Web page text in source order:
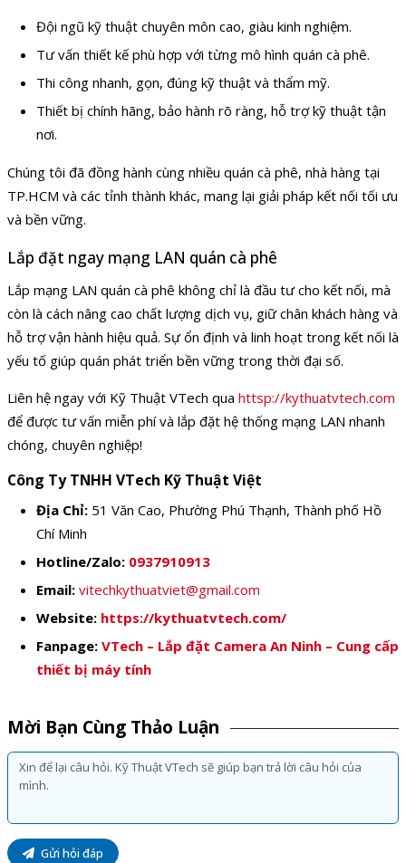
Đội ngũ kỹ thuật chuyên môn cao, giàu kinh nghiệm.
Tư vấn thiết kế phù hợp với từng mô hình quán cà phê.
Thi công nhanh, gọn, đúng kỹ thuật và thẩm mỹ.
Thiết bị chính hãng, bảo hành rõ ràng, hỗ trợ kỹ thuật tận
nơi.
Chúng tôi đã đồng hành cùng nhiều quán cà phê, nhà hàng tại
TP.HCM và các tỉnh thành khác, mang lại giải pháp kết nối tối ưu
và bền vững.
Lắp đặt ngay mạng LAN quán cà phê
Lắp mạng LAN quán cà phê không chỉ là đầu tư cho kết nối, mà
còn là cách nâng cao chất lượng dịch vụ, giữ chân khách hàng và
hỗ trợ vận hành hiệu quả. Sự ổn định và linh hoạt trong kết nối là
yếu tố giúp quán phát triển bền vững trong thời đại số.
Liên hệ ngay với Kỹ Thuật VTech qua httsp://kythuatvtech.com
để được tư vấn miễn phí và lắp đặt hệ thống mạng LAN nhanh
chóng, chuyên nghiệp!
Công Ty TNHH VTech Kỹ Thuật Việt
Địa Chỉ: 51 Văn Cao, Phường Phú Thạnh, Thành phố Hồ
Chí Minh
Hotline/Zalo: 0937910913
Email: vitechkythuatviet@gmail.com
Website: https://kythuatvtech.com/
Fanpage: VTech – Lắp đặt Camera An Ninh – Cung cấp
thiết bị máy tính
Mời Bạn Cùng Thảo Luận
Gửi hỏi đáp